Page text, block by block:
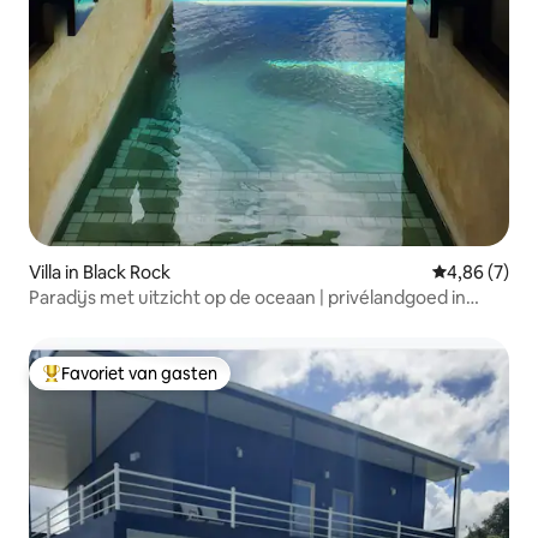
Villa in Black Rock Gemiddelde
4,86 (7)
Paradijs met uitzicht op de oceaan | privélandgoed in
Topfavoriet van gasten
Favoriet van gasten